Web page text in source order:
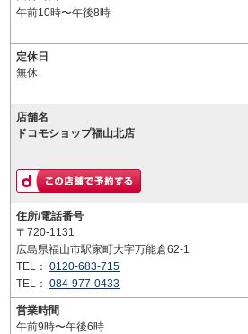
午前10時〜午後8時
定休日
無休
店舗名
ドコモショップ福山北店
住所/電話番号
〒720-1131
広島県福山市駅家町大字万能倉62-1
TEL： 0120-683-715
TEL： 084-977-0433
営業時間
午前9時〜午後6時